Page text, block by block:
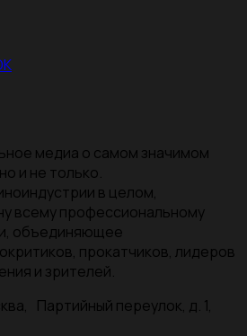
медиа о самом значимом
и не только.
в целом,
всему профессиональному
объединяющее
прокатчиков, лидеров
и зрителей.
Партийный переулок, д. 1,